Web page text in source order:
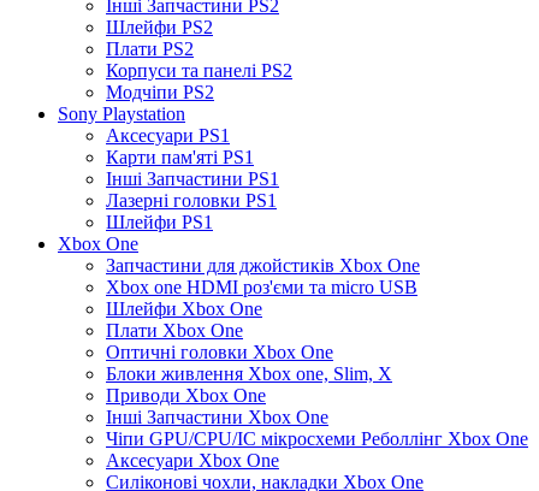
Інші Запчастини PS2
Шлейфи PS2
Плати PS2
Корпуси та панелі PS2
Модчіпи PS2
Sony Playstation
Аксесуари PS1
Карти пам'яті PS1
Інші Запчастини PS1
Лазерні головки PS1
Шлейфи PS1
Xbox One
Запчастини для джойстиків Xbox One
Xbox one HDMI роз'єми та micro USB
Шлейфи Xbox One
Плати Xbox One
Оптичні головки Xbox One
Блоки живлення Xbox one, Slim, X
Приводи Xbox One
Інші Запчастини Xbox One
Чіпи GPU/CPU/IC мікросхеми Реболлінг Xbox One
Аксесуари Xbox One
Силіконові чохли, накладки Xbox One